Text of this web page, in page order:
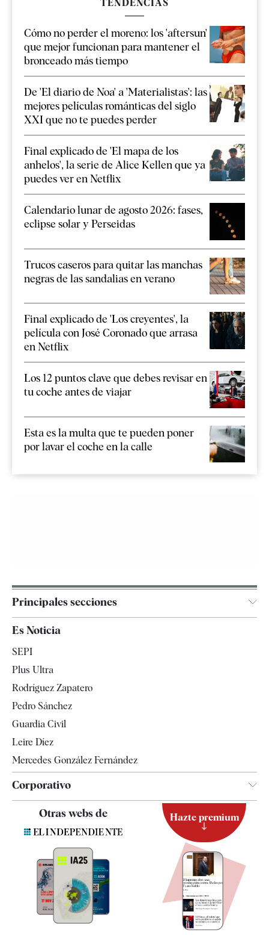
TENDENCIAS
Cómo no perder el moreno: los 'aftersun'
que mejor funcionan para mantener el
bronceado más tiempo
De 'El diario de Noa' a 'Materialistas': las
mejores películas románticas del siglo
XXI que no te puedes perder
Final explicado de 'El mapa de los
anhelos', la serie de Alice Kellen que ya
puedes ver en Netflix
Calendario lunar de agosto 2026: fases,
eclipse solar y Perseidas
Trucos caseros para quitar las manchas
negras de las sandalias en verano
Final explicado de 'Los creyentes', la
película con José Coronado que arrasa
en Netflix
Los 12 puntos clave que debes revisar en
tu coche antes de viajar
Esta es la multa que te pueden poner
por lavar el coche en la calle
Principales secciones
España
Televisión
Es Noticia
SEPI
Plus Ultra
Rodríguez Zapatero
Pedro Sánchez
Guardia Civil
Leire Díez
Mercedes González Fernández
Corporativo
Contacto
Quiénes somos
Especificaciones
Otras webs de Hazte premium